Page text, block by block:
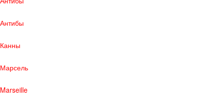
Антибы
Канны
Марсель
Marseille